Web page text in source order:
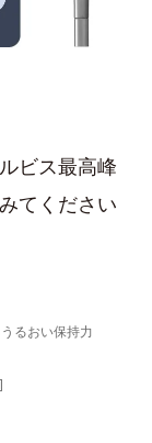
ビス最高峰
てください
るおい保持力